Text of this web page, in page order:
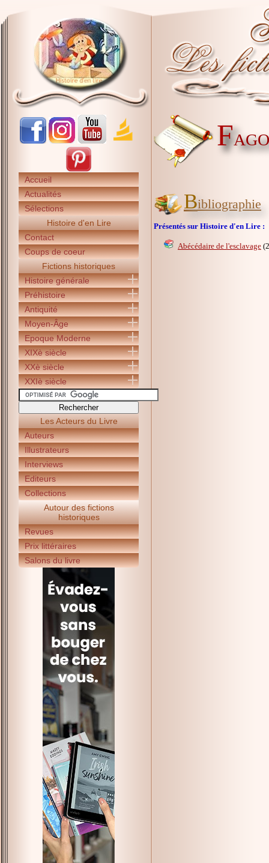
Accueil
Actualités
Sélections
Histoire d'en Lire
Contact
Coups de coeur
Fictions historiques
Histoire générale
Préhistoire
Antiquité
Moyen-Âge
Epoque Moderne
XIXè siècle
XXè siècle
XXIè siècle
Les Acteurs du Livre
Auteurs
Illustrateurs
Interviews
Editeurs
Collections
Autour des fictions
historiques
Revues
Prix littéraires
Salons du livre
F
Bibliographie
Présentés sur Histoire d'en Lire :
Abécédaire de l'esclavage